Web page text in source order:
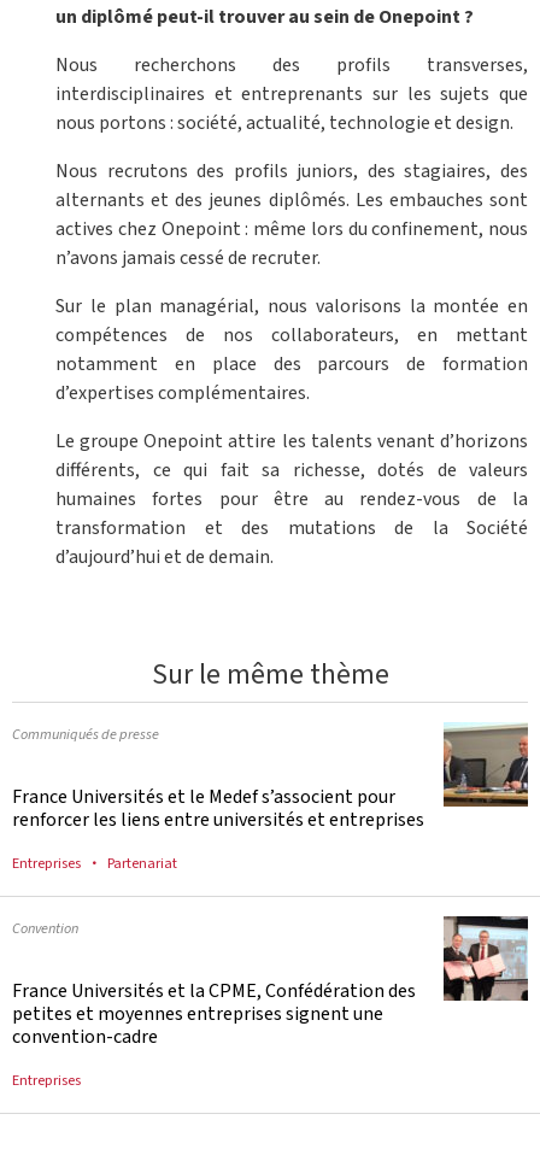
un diplômé peut-il trouver au sein de Onepoint ? ​
Nous recherchons des profils transverses,
interdisciplinaires et entreprenants sur les sujets que
nous portons : société, actualité, technologie et design.
Nous recrutons des profils juniors, des stagiaires, des
alternants et des jeunes diplômés. Les embauches sont
actives chez Onepoint : même lors du confinement, nous
n’avons jamais cessé de recruter.
Sur le plan managérial, nous valorisons la montée en
compétences de nos collaborateurs, en mettant
notamment en place des parcours de formation
d’expertises complémentaires.
Le groupe Onepoint attire les talents venant d’horizons
différents, ce qui fait sa richesse, dotés de valeurs
humaines fortes pour être au rendez-vous de la
transformation et des mutations de la Société
d’aujourd’hui et de demain.
Sur le même thème
Communiqués de presse
France Universités et le Medef s’associent pour
renforcer les liens entre universités et entreprises
Entreprises Partenariat
Convention
France Universités et la CPME, Confédération des
petites et moyennes entreprises signent une
convention-cadre
Entreprises